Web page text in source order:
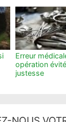
Erreur
opération
justesse